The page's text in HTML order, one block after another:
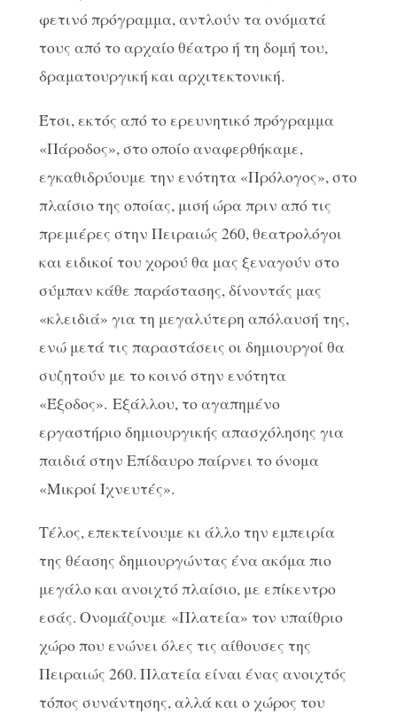
φετινό πρόγραμμα, αντλούν τα ονόματά
τους από το αρχαίο θέατρο ή τη δομή του,
δραματουργική και αρχιτεκτονική.
Έτσι, εκτός από το ερευνητικό πρόγραμμα
«Πάροδος», στο οποίο αναφερθήκαμε,
εγκαθιδρύουμε την ενότητα «Πρόλογος», στο
πλαίσιο της οποίας, μισή ώρα πριν από τις
πρεμιέρες στην Πειραιώς 260, θεατρολόγοι
και ειδικοί του χορού θα μας ξεναγούν στο
σύμπαν κάθε παράστασης, δίνοντάς μας
«κλειδιά» για τη μεγαλύτερη απόλαυσή της,
ενώ μετά τις παραστάσεις οι δημιουργοί θα
συζητούν με το κοινό στην ενότητα
«Έξοδος». Εξάλλου, το αγαπημένο
εργαστήριο δημιουργικής απασχόλησης για
παιδιά στην Επίδαυρο παίρνει το όνομα
«Μικροί Ιχνευτές».
Τέλος, επεκτείνουμε κι άλλο την εμπειρία
της θέασης δημιουργώντας ένα ακόμα πιο
μεγάλο και ανοιχτό πλαίσιο, με επίκεντρο
εσάς. Ονομάζουμε «Πλατεία» τον υπαίθριο
χώρο που ενώνει όλες τις αίθουσες της
Πειραιώς 260. Πλατεία είναι ένας ανοιχτός
τόπος συνάντησης, αλλά και ο χώρος του